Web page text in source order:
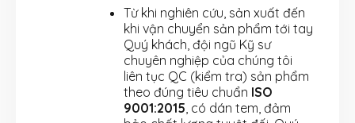
Từ khi nghiên cứu, sản xuất đến
khi vận chuyển sản phẩm tới tay
Quý khách, đội ngũ Kỹ sư
chuyên nghiệp của chúng tôi
liên tục QC (kiểm tra) sản phẩm
theo đúng tiêu chuẩn ISO
9001:2015 , có dán tem, đảm